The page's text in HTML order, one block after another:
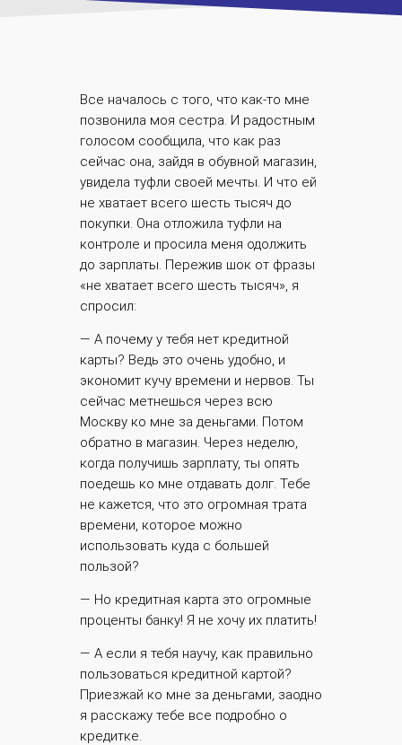
Все началось с того, что как-то мне
позвонила моя сестра. И радостным
голосом сообщила, что как раз
сейчас она, зайдя в обувной магазин,
увидела туфли своей мечты. И что ей
не хватает всего шесть тысяч до
покупки. Она отложила туфли на
контроле и просила меня одолжить
до зарплаты. Пережив шок от фразы
«не хватает всего шесть тысяч», я
спросил:
— А почему у тебя нет кредитной
карты? Ведь это очень удобно, и
экономит кучу времени и нервов. Ты
сейчас метнешься через всю
Москву ко мне за деньгами. Потом
обратно в магазин. Через неделю,
когда получишь зарплату, ты опять
поедешь ко мне отдавать долг. Тебе
не кажется, что это огромная трата
времени, которое можно
использовать куда с большей
пользой?
— Но кредитная карта это огромные
проценты банку! Я не хочу их платить!
— А если я тебя научу, как правильно
пользоваться кредитной картой?
Приезжай ко мне за деньгами, заодно
я расскажу тебе все подробно о
кредитке.